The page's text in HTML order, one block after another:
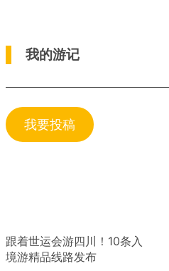
我的游记
我要投稿
跟着世运会游四川！10条入
境游精品线路发布